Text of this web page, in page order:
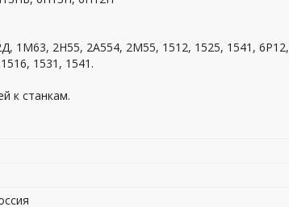
1М63, 2Н55, 2А554, 2М55, 1512, 1525, 1541, 6Р12,
1531, 1541.
к станкам.